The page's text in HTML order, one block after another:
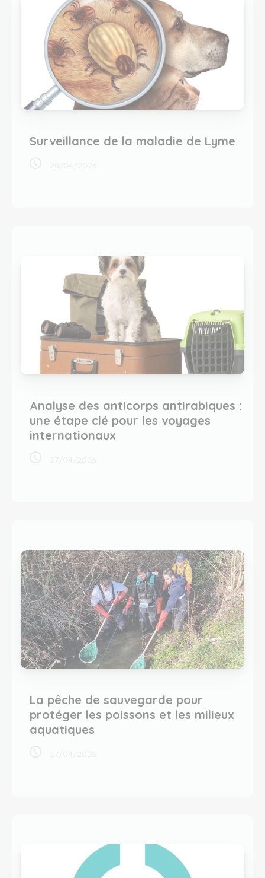
Surveillance de la maladie de Lyme
Analyse des anticorps antirabiques :
une étape clé pour les voyages
internationaux
La pêche de sauvegarde pour
protéger les poissons et les milieux
aquatiques